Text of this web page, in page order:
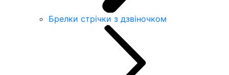
Брелки стрічки з дзвіночком